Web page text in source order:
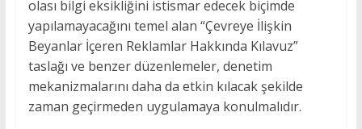
olası bilgi eksikliğini istismar edecek biçimde
yapılamayacağını temel alan “Çevreye İlişkin
Beyanlar İçeren Reklamlar Hakkında Kılavuz”
taslağı ve benzer düzenlemeler, denetim
mekanizmalarını daha da etkin kılacak şekilde
zaman geçirmeden uygulamaya konulmalıdır.